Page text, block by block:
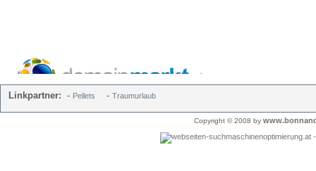
Linkpartner: - Pellets - Traumurlaub
Copyright © 2008 by